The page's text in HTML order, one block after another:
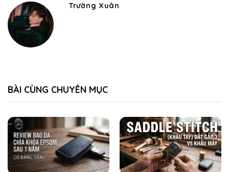
Trường Xuân
BÀI CÙNG CHUYÊN MỤC